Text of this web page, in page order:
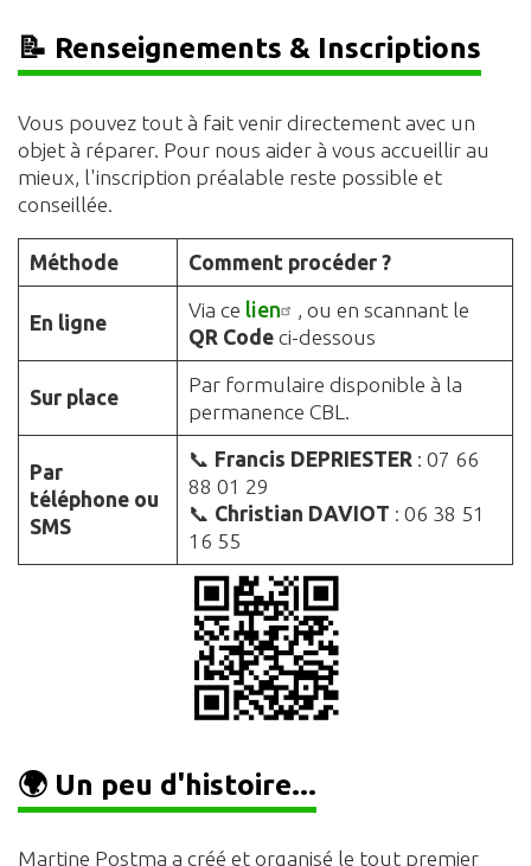
📝 Renseignements & Inscriptions
Vous pouvez tout à fait venir directement avec un
objet à réparer. Pour nous aider à vous accueillir au
mieux, l'inscription préalable reste possible et
conseillée.
Méthode Comment procéder ?
En ligne
Via ce lien
, ou en scannant le
QR Codeci-dessous
Sur place
Par formulaire disponible à la
permanence CBL.
Par
téléphone ou
SMS
📞 Francis DEPRIESTER : 07 66
88 01 29
📞 Christian DAVIOT : 06 38 51
16 55
🌍 Un peu d'histoire...
Martine Postma a créé et organisé le tout premier